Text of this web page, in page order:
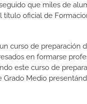
que miles de
título oficial de
curso de preparación
en formarse
este curso de
Grado Medio